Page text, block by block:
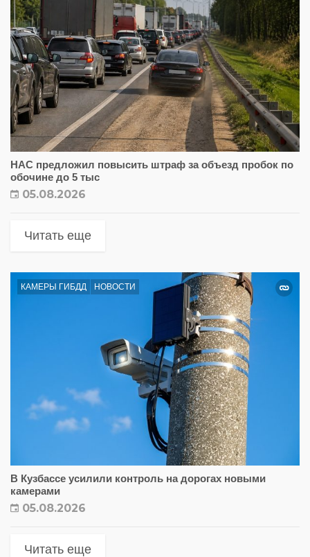
НАС предложил повысить штраф за объезд пробок по
обочине до 5 тыс
05.08.2026
Читать еще
КАМЕРЫ ГИБДД НОВОСТИ
В Кузбассе усилили контроль на дорогах новыми
камерами
05.08.2026
Читать еще